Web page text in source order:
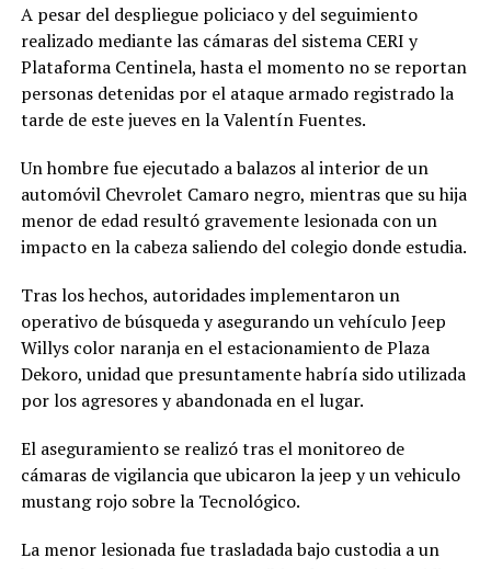
A pesar del despliegue policiaco y del seguimiento
realizado mediante las cámaras del sistema CERI y
Plataforma Centinela, hasta el momento no se reportan
personas detenidas por el ataque armado registrado la
tarde de este jueves en la Valentín Fuentes.
Un hombre fue ejecutado a balazos al interior de un
automóvil Chevrolet Camaro negro, mientras que su hija
menor de edad resultó gravemente lesionada con un
impacto en la cabeza saliendo del colegio donde estudia.
Tras los hechos, autoridades implementaron un
operativo de búsqueda y asegurando un vehículo Jeep
Willys color naranja en el estacionamiento de Plaza
Dekoro, unidad que presuntamente habría sido utilizada
por los agresores y abandonada en el lugar.
El aseguramiento se realizó tras el monitoreo de
cámaras de vigilancia que ubicaron la jeep y un vehiculo
mustang rojo sobre la Tecnológico.
La menor lesionada fue trasladada bajo custodia a un